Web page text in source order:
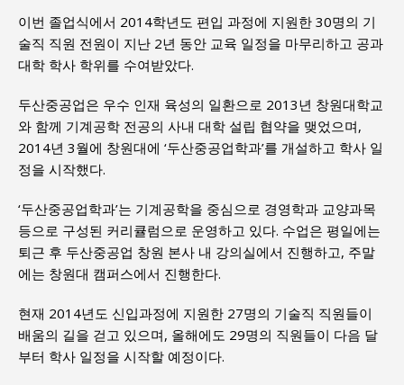
이번 졸업식에서 2014학년도 편입 과정에 지원한 30명의 기
술직 직원 전원이 지난 2년 동안 교육 일정을 마무리하고 공과
대학 학사 학위를 수여받았다.
두산중공업은 우수 인재 육성의 일환으로 2013년 창원대학교
와 함께 기계공학 전공의 사내 대학 설립 협약을 맺었으며,
2014년 3월에 창원대에 ‘두산중공업학과’를 개설하고 학사 일
정을 시작했다.
‘두산중공업학과’는 기계공학을 중심으로 경영학과 교양과목
등으로 구성된 커리큘럼으로 운영하고 있다. 수업은 평일에는
퇴근 후 두산중공업 창원 본사 내 강의실에서 진행하고, 주말
에는 창원대 캠퍼스에서 진행한다.
현재 2014년도 신입과정에 지원한 27명의 기술직 직원들이
배움의 길을 걷고 있으며, 올해에도 29명의 직원들이 다음 달
부터 학사 일정을 시작할 예정이다.